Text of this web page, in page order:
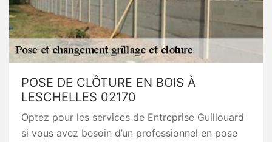
POSE DE CLÔTURE EN BOIS À
LESCHELLES 02170
Optez pour les services de Entreprise Guillouard
si vous avez besoin d’un professionnel en pose